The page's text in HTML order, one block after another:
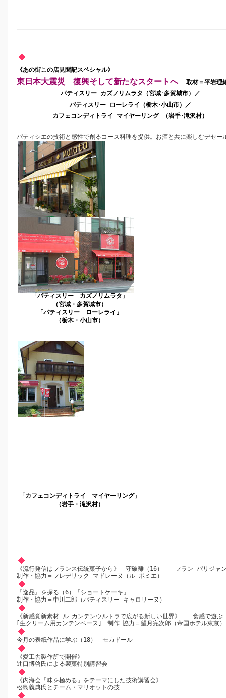
《あの街この店見聞記スペシャル》
東日本大震災 復興そして新たなスタートへ
取材＝平岩理
パティスリー カズノリムラタ（宮城･多賀城市）／
パティスリー ローレライ（栃木･小山市）／
カフェコンディトライ マイヤーリング （岩手･滝沢村）
パティシエの技術と感性で創るコース料理を提供。お酒と共に楽しむデセー
「パティスリー カズノリムラタ」
（宮城・多賀城市）
「パティスリー ローレライ」
（栃木・小山市）
「カフェコンディトライ マイヤーリング」
（岩手・滝沢村）
《流行発信はフランス伝統菓子から》 守破離（16） 「フラン パリジ
制作・協力＝フレデリック マドレーヌ（ル ポミエ）
『逸品』を探る（6）「ショートケーキ」
制作・協力＝中川二郎（パティスリー キャロリーヌ）
《新感覚新素材 ル･カンテンウルトラで広がる新しい世界》 食感で遊ぶ
｢生クリーム用カンテンベース｣ 制作･協力＝望月完次郎（帝国ホテル東京）
今月の表紙作品に学ぶ（18） モカドール
《愛工舎製作所で開催》
辻口博啓氏による製菓特別講習会
《内海会「味を極める」をテーマにした技術講習会》
松島義典氏とチーム・マリオットの技